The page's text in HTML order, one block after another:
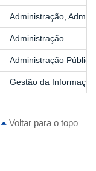
Administração,
Administração
Administração Pública
Gestão da Informação
Voltar para o topo